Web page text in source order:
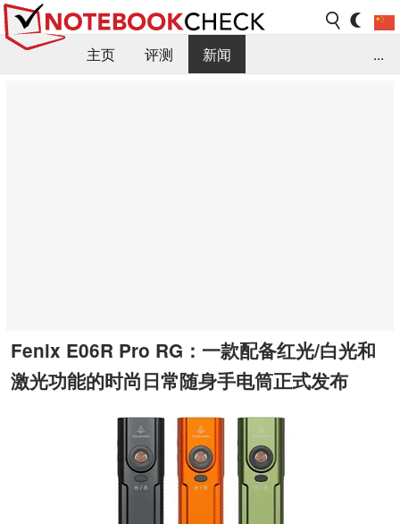
主页 评测
新闻
...
Fenix E06R Pro RG：一款配备红光/白光和
激光功能的时尚日常随身手电筒正式发布